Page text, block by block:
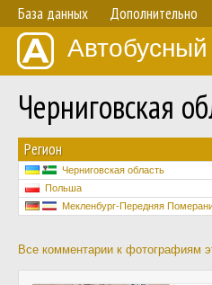
База данных Дополнительно
Черниговская
Регион
Черниговская область
Польша
Мекленбург-Передняя
Все комментарии к фотографиям